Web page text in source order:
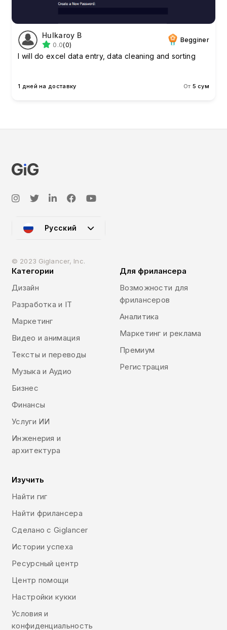
Hulkaroy B
0.0(0)
Begginer
I will do excel data entry, data cleaning and sorting
1 дней на доставку От 5 сум
Русский
© 2023 Giglancer, Inc.
Категории
Дизайн
Разработка и IT
Маркетинг
Видео и анимация
Тексты и переводы
Музыка и Аудио
Бизнес
Финансы
Услуги ИИ
Инженерия и
архитектура
Для фрилансера
Возможности для
фрилансеров
Аналитика
Маркетинг и реклама
Премиум
Регистрация
Изучить
Найти гиг
Найти фрилансера
Сделано с Giglancer
Истории успеха
Ресурсный центр
Центр помощи
Настройки кукки
Условия и
конфиденциальность